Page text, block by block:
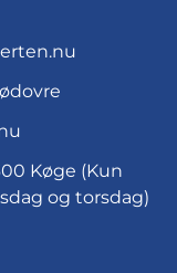
Køge (Kun
og torsdag)